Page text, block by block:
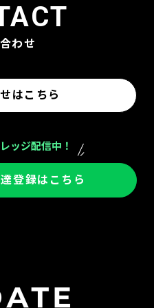
わせ
はこちら
ッジ配信中！
登録はこちら